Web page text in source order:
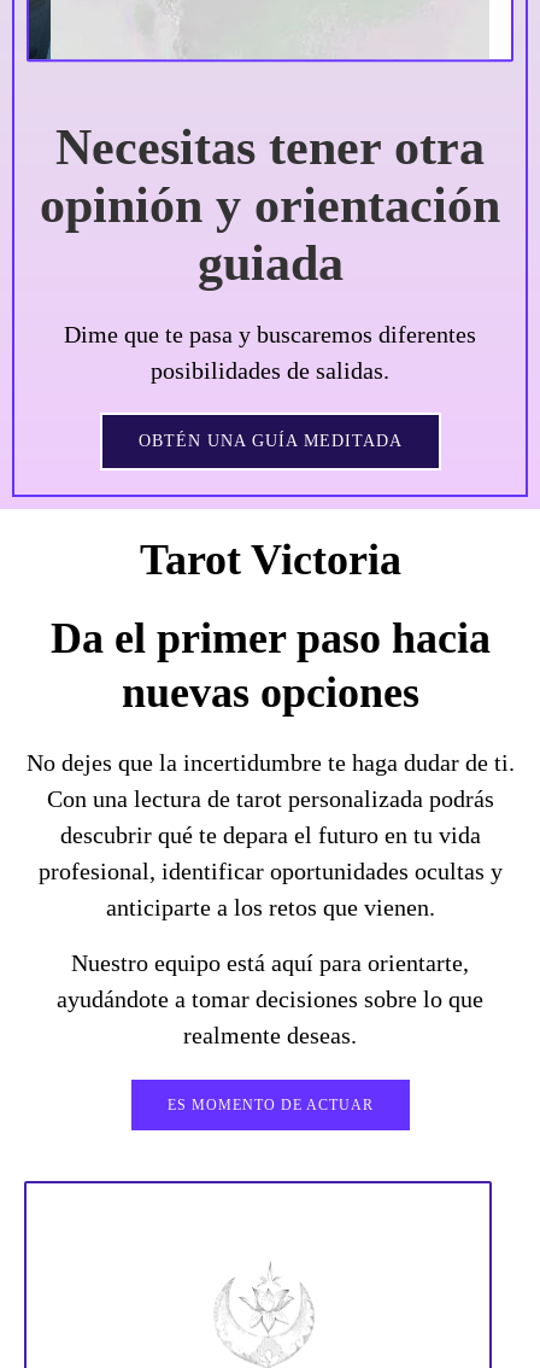
Necesitas tener otra
opinión y orientación
guiada
Dime que te pasa y buscaremos diferentes
posibilidades de salidas.
OBTÉN UNA GUÍA MEDITADA
Tarot Victoria
Da el primer paso hacia
nuevas opciones
No dejes que la incertidumbre te haga dudar de ti.
Con una lectura de tarot personalizada podrás
descubrir qué te depara el futuro en tu vida
profesional, identificar oportunidades ocultas y
anticiparte a los retos que vienen.
Nuestro equipo está aquí para orientarte,
ayudándote a tomar decisiones sobre lo que
realmente deseas.
ES MOMENTO DE ACTUAR